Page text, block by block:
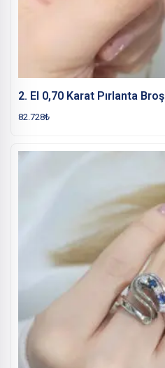
2. El 0,70 Karat Pırlanta Broş
82.728₺